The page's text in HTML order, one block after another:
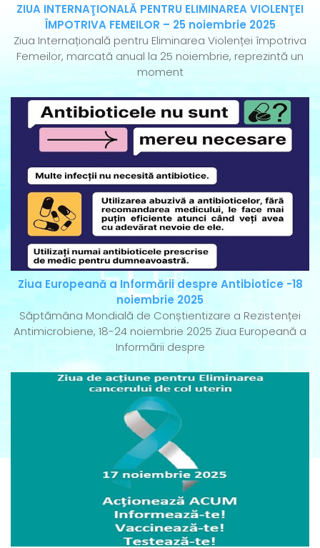
ZIUA INTERNAŢIONALĂ PENTRU ELIMINAREA VIOLENŢEI
ÎMPOTRIVA FEMEILOR – 25 noiembrie 2025
Ziua Internațională pentru Eliminarea Violenței împotriva
Femeilor, marcată anual la 25 noiembrie, reprezintă un
moment
Ziua Europeană a Informării despre Antibiotice -18
noiembrie 2025
Săptămâna Mondială de Conștientizare a Rezistenței
Antimicrobiene, 18-24 noiembrie 2025 Ziua Europeană a
Informării despre